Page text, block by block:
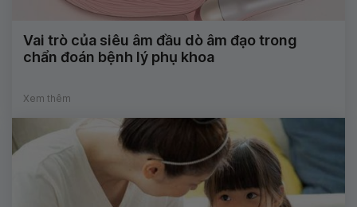
Vai trò của siêu âm đầu dò âm đạo trong
chẩn đoán bệnh lý phụ khoa
Xem thêm